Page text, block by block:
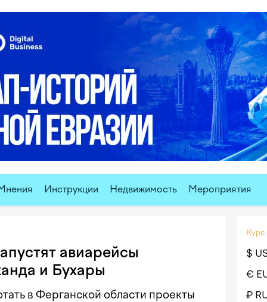
Инструкции Недвижимость Мероприятия
авиарейсы
и Бухары
в Ферганской области проекты
Курс
$
€
₽